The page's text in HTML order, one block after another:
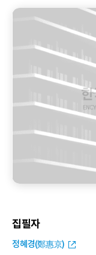
집필자
정혜경(鄭惠京)